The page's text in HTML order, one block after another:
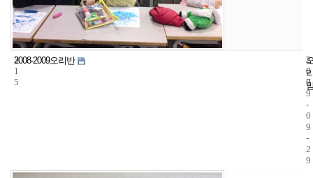
3
1
5
2008-2009오리반
2
6
7
2
0
0
9
-
0
9
-
2
9